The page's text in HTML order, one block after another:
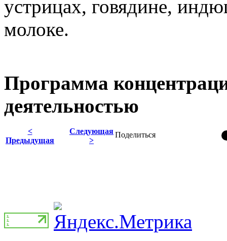
устрицах, говядине,
молоке.
Программа
деятельностью
Поделиться
<
Предыдущая
Следующая
>